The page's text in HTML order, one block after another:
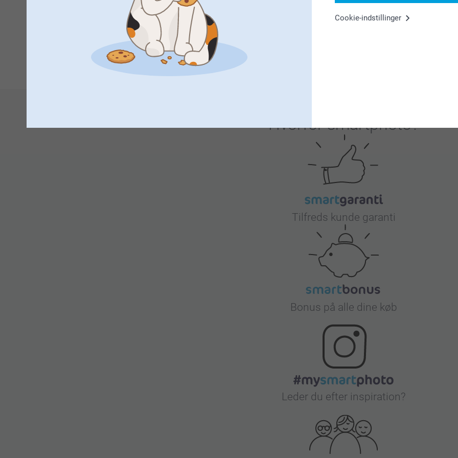
Cookie-indstillinger
Gaveinspiration: Seje iPad-covers, der får dem til at smile
Et personligt iPad-cover forvandler en hverdagsenhed til noget helt specielt. Skab et cover, der bringer glæde, hver gang de
kæledyr eller et skattet øjeblik med familien. Disse personlige covers er perfekte gaver, som kan bruges til bl.a. at fejre
yndlingsminder, at belønne eksamenspræstationer med stilfuld beskyttelse, de stolt vil vise frem, eller at overraske far på Fars
Begynd at personliggøre dit cover i dag—det er velovervejet beskyttelse, der viser, at du værdsætter dem.
Hvorforsmartphoto?
Tilfreds kunde garanti
Bonus på alle dine køb
Leder du efter inspiration?